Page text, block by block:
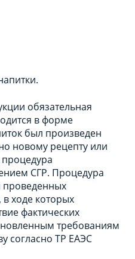
обязательная
в форме
был произведен
новому рецепту или
процедура
СГР. Процедура
проведенных
ходе которых
фактических
требованиям
согласно ТР ЕАЭС